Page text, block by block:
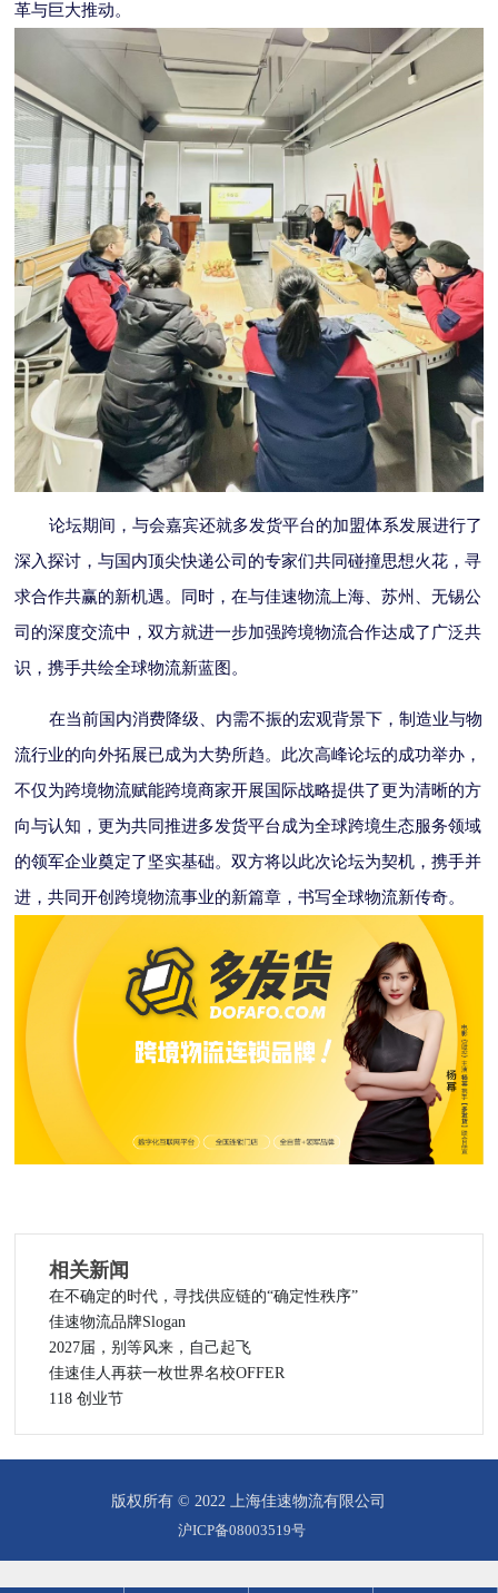
革与巨大推动。
论坛期间，与会嘉宾还就多发货平台的加盟体系发展进行了
深入探讨，与国内顶尖快递公司的专家们共同碰撞思想火花，寻
求合作共赢的新机遇。同时，在与佳速物流上海、苏州、无锡公
司的深度交流中，双方就进一步加强跨境物流合作达成了广泛共
识，携手共绘全球物流新蓝图。
在当前国内消费降级、内需不振的宏观背景下，制造业与物
流行业的向外拓展已成为大势所趋。此次高峰论坛的成功举办，
不仅为跨境物流赋能跨境商家开展国际战略提供了更为清晰的方
向与认知，更为共同推进多发货平台成为全球跨境生态服务领域
的领军企业奠定了坚实基础。双方将以此次论坛为契机，携手并
进，共同开创跨境物流事业的新篇章，书写全球物流新传奇。
相关新闻
在不确定的时代，寻找供应链的“确定性秩序”
佳速物流品牌Slogan
2027届，别等风来，自己起飞
佳速佳人再获一枚世界名校OFFER
118 创业节
版权所有 © 2022 上海佳速物流有限公司
沪ICP备08003519号